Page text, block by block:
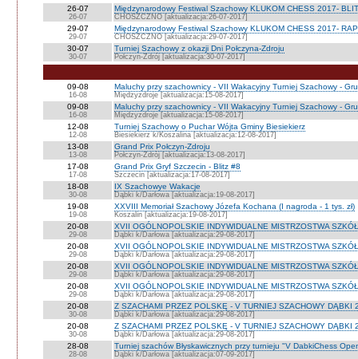
26-07
26-07
Międzynarodowy Festiwal Szachowy KLUKOM CHESS 2017-
CHOSZCZNO [aktualizacja:26-07-2017]
29-07
29-07
Międzynarodowy Festiwal Szachowy KLUKOM CHESS 2017-
CHOSZCZNO [aktualizacja:29-07-2017]
30-07
30-07
Turniej Szachowy z okazji Dni Połczyna-Zdroju
Połczyn-Zdrój [aktualizacja:30-07-2017]
09-08
16-08
Maluchy przy szachownicy - VII Wakacyjny Turniej Szachowy -
Międzyzdroje [aktualizacja:15-08-2017]
09-08
16-08
Maluchy przy szachownicy - VII Wakacyjny Turniej Szachowy -
Międzyzdroje [aktualizacja:15-08-2017]
12-08
12-08
Turniej Szachowy o Puchar Wójta Gminy Biesiekierz
Biesiekierz k/Koszalina [aktualizacja:12-08-2017]
13-08
13-08
Grand Prix Połczyn-Zdroju
Połczyn-Zdrój [aktualizacja:13-08-2017]
17-08
17-08
Grand Prix Gryf Szczecin - Blitz #8
Szczecin [aktualizacja:17-08-2017]
18-08
30-08
IX Szachowye Wakacje
Dąbki k/Darłowa [aktualizacja:19-08-2017]
19-08
19-08
XXVIII Memoriał Szachowy Józefa Kochana (I nagroda - 1 tys. zł)
Koszalin [aktualizacja:19-08-2017]
20-08
29-08
XVII OGÓLNOPOLSKIE INDYWIDUALNE MISTRZOSTWA
Dąbki k/Darłowa [aktualizacja:29-08-2017]
20-08
29-08
XVII OGÓLNOPOLSKIE INDYWIDUALNE MISTRZOSTWA
Dąbki k/Darłowa [aktualizacja:29-08-2017]
20-08
29-08
XVII OGÓLNOPOLSKIE INDYWIDUALNE MISTRZOSTWA
Dąbki k/Darłowa [aktualizacja:29-08-2017]
20-08
29-08
XVII OGÓLNOPOLSKIE INDYWIDUALNE MISTRZOSTWA
Dąbki k/Darłowa [aktualizacja:29-08-2017]
20-08
30-08
Z SZACHAMI PRZEZ POLSKĘ - V TURNIEJ SZACHOWY DĄBKI
Dąbki k/Darłowa [aktualizacja:29-08-2017]
20-08
30-08
Z SZACHAMI PRZEZ POLSKĘ - V TURNIEJ SZACHOWY DĄBKI
Dąbki k/Darłowa [aktualizacja:29-08-2017]
28-08
28-08
Turniej szachów Błyskawicznych przy turnieju "V DabkiChess
Dąbki k/Darłowa [aktualizacja:07-09-2017]